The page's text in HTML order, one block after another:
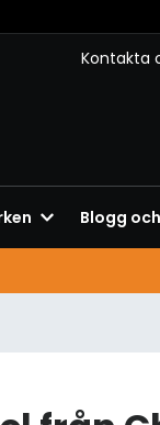
Kontakta
Blogg